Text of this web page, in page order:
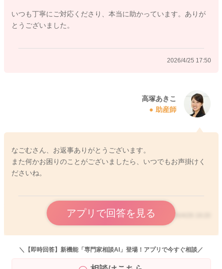
きるところは予防なさるといいかもしれませんね。
2026/4/25 16:00
いつも丁寧にご対応くださり、本当に助かっています。ありが
とうございました。
2026/4/25 17:50
高塚あきこ
助産師
なごむさん、お返事ありがとうございます。
また何かお困りのことがございましたら、いつでもお声掛けく
ださいね。
アプリで回答を見る 2026/4/26 19:20
＼【即時回答】新機能「専門家相談AI」登場！アプリで今すぐ相談／